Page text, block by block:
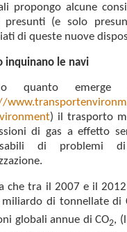
propongo alcune
(e solo
di queste nuove
inquinano le navi
quanto
) il trasporto
di gas a effetto
di problemi
che tra il 2007 e il
miliardo di tonnellate di
globali annue di CO2,